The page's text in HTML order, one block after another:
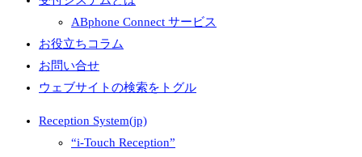
ABphone Connect サービス
お役立ちコラム
お問い合せ
ウェブサイトの検索をトグル
Reception System(jp)
“i-Touch Reception”